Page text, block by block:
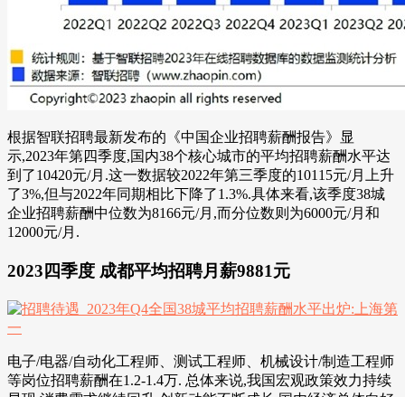
根据智联招聘最新发布的《中国企业招聘薪酬报告》显
示,2023年第四季度,国内38个核心城市的平均招聘薪酬水平达
到了10420元/月.这一数据较2022年第三季度的10115元/月上升
了3%,但与2022年同期相比下降了1.3%.具体来看,该季度38城
企业招聘薪酬中位数为8166元/月,而分位数则为6000元/月和
12000元/月.
2023四季度 成都平均招聘月薪9881元
电子/电器/自动化工程师、测试工程师、机械设计/制造工程师
等岗位招聘薪酬在1.2-1.4万. 总体来说,我国宏观政策效力持续